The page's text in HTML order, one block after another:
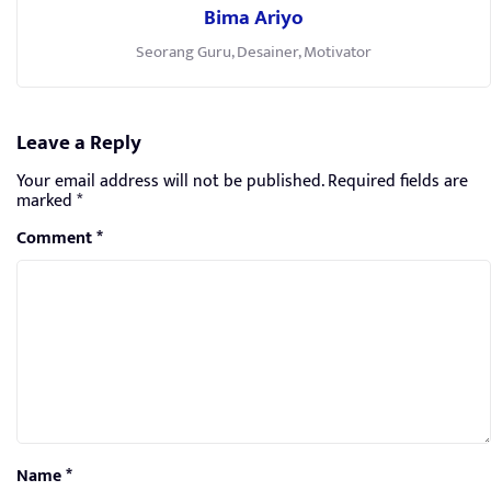
Bima Ariyo
Seorang Guru, Desainer, Motivator
Leave a Reply
Your email address will not be published.Required fields are
marked*
Comment*
Name*